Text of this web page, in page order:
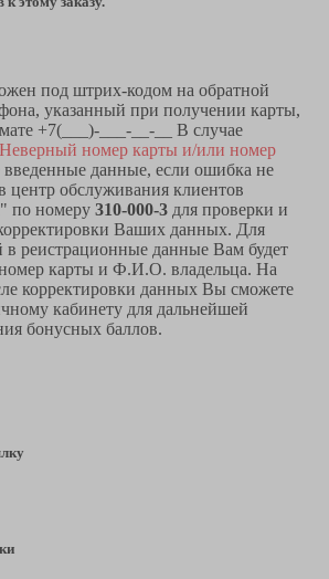
под штрих-кодом на обратной
указанный при получении карты,
+7(___)-___-__-__ В случае
номер карты и/или номер
введенные данные, если ошибка не
центр обслуживания клиентов
по номеру 310-000-3 для проверки и
Ваших данных. Для
реистрационные данные Вам будет
номер карты и Ф.И.О. владельца. На
корректировки данных Вы сможете
кабинету для дальнейшей
бонусных баллов.